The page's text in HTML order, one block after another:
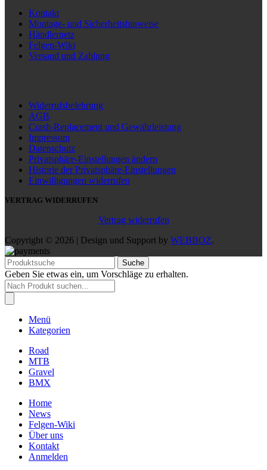
Kontakt
Montage- und Sicherheitshinweise
Händlernetz
Felgen-Wiki
Versand und Zahlung
Widerrufsbelehrung
AGB
Crash-Replacement und Gewährleistung
Impressum
Datenschutz
Privatsphäre-Einstellungen ändern
Historie der Privatsphäre-Einstellungen
Einwilligungen widerrufen
VERTRAG WIDERRUFEN
Vertrag widerrufen
Copyright © 2026 | Design und Support by WEBBOZ.
Suche
Geben Sie etwas ein, um Vorschläge zu erhalten.
Products
search
Menü
Kategorien
Road
MTB
Gravel
BMX
Home
News
Felgen-Wiki
Über uns
Kontakt
Anmelden